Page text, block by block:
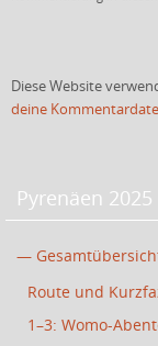
Diese Website
deine
Pyrenäen 2025
—
Route und
1–3: Womo-